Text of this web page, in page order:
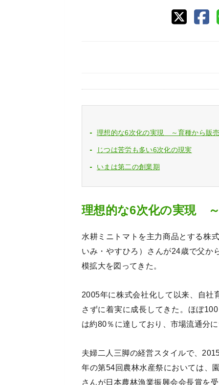
理想的な6次化の実現 ～育種から販
じつは苦労も多い6次化の現実
いまは第二の創業期
理想的な6次化の実現
水耕ミニトマトを主力商品とする株
いみ・やすひろ）さんが24歳で父か
模拡大を図ってきた。
2005年に株式会社化して以来、自社
さずに着実に成長してきた。ほぼ
は約80％に達しており、市場流通分
夫婦二人三脚の経営スタイルで、
年の第54回農林水産祭においては、
さんが日本農林漁業振興会会長賞を